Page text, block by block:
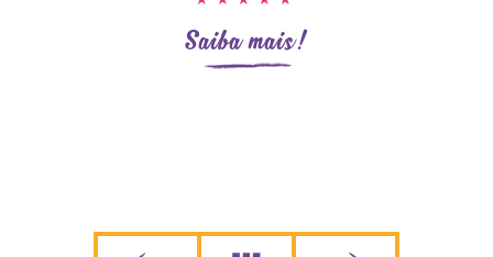
Saiba mais!